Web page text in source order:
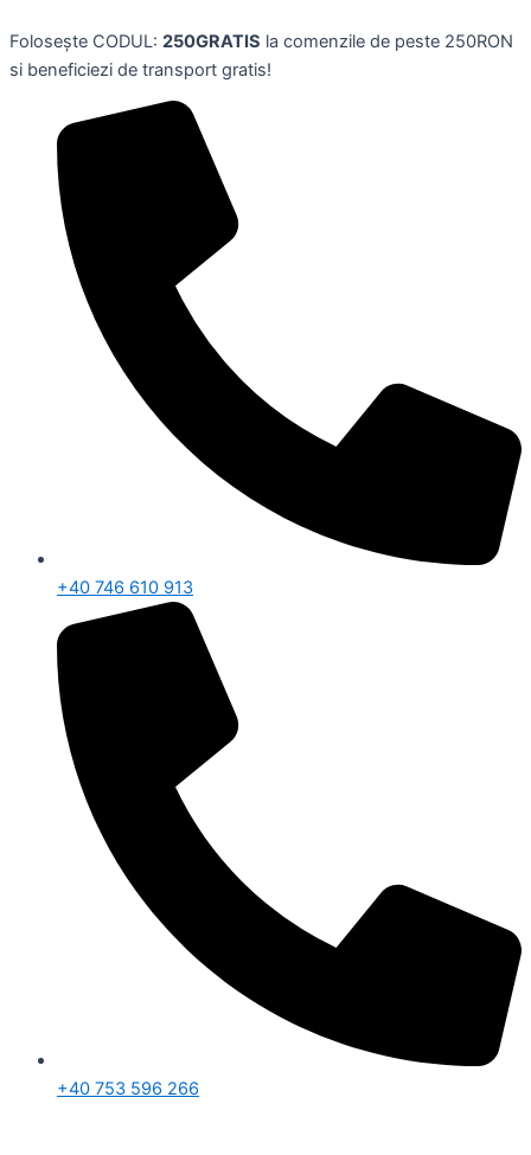
to
content
Folosește CODUL: 250GRATIS la comenzile de peste 250RON
si beneficiezi de transport gratis!
+40 746 610 913
+40 753 596 266